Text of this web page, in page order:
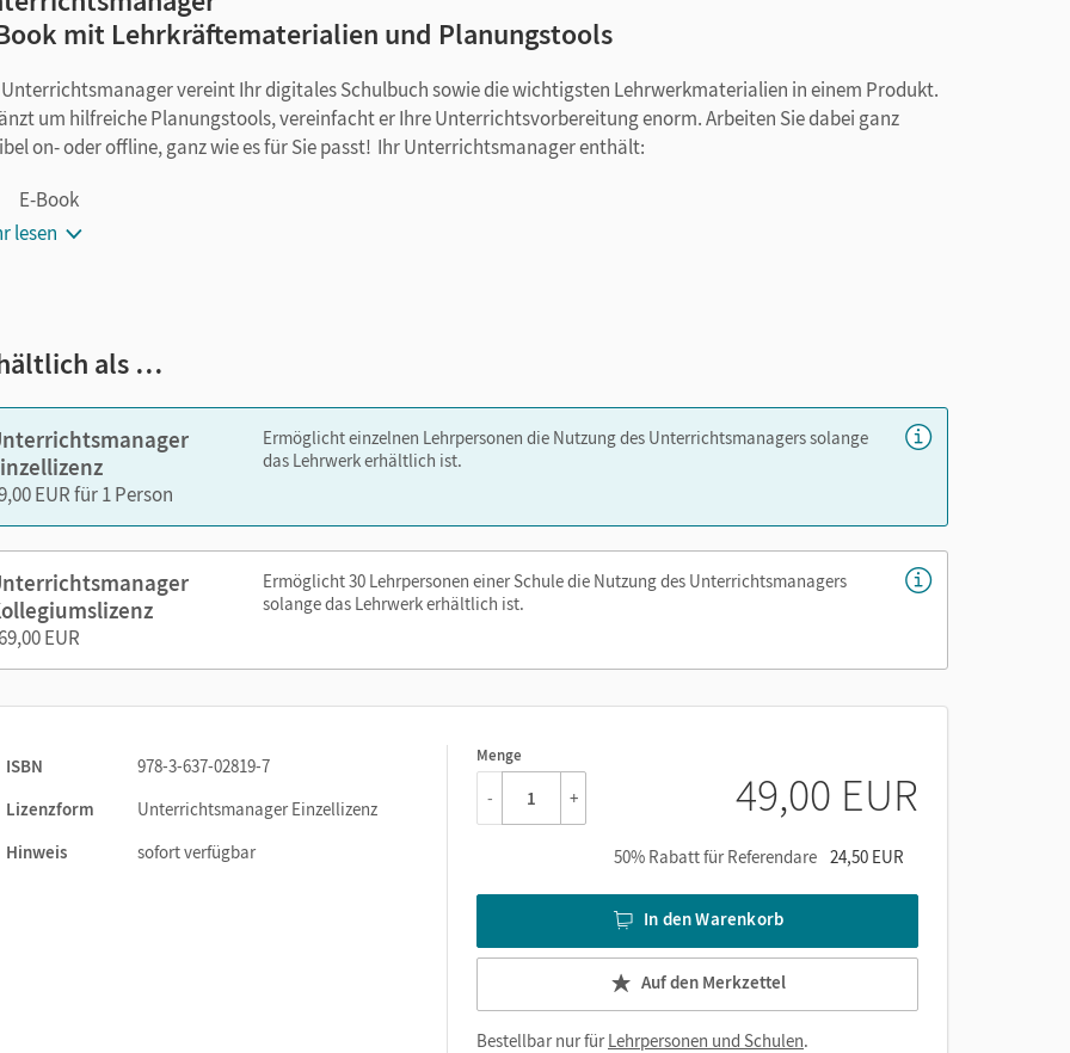
mit Lehrkräftematerialien und Planungstools
vereint Ihr digitales Schulbuch sowie die wichtigsten Lehrwerkmaterialien in einem Produkt.
um hilfreiche Planungstools, vereinfacht er Ihre Unterrichtsvorbereitung enorm. Arbeiten Sie dabei ganz
on- oder offline, ganz wie es für Sie passt! Ihr Unterrichtsmanager enthält:
E-Book
lektionsgenaue Materialanordnung
Lösungen
Lateinische Lektionstexte - als PDF und editierbar
Wortschatz alphabetisch, nach Lektionen, nach Vorkommen in den lateinischen Lesestücken - als PDF und
editierbar
Kurze Wege durch die Lektion
Sie den Unterrichtsmanager auf lernen.cornelsen.de oder über die Cornelsen Lernen App.
lesen
als …
EUR für 1 Person
Ermöglicht einzelnen Lehrpersonen die Nutzung des Unterrichtsmanagers solange
das Lehrwerk erhältlich ist.
EUR
Ermöglicht 30 Lehrpersonen einer Schule die Nutzung des Unterrichtsmanagers
solange das Lehrwerk erhältlich ist.
ISBN
978-3-637-02819-7
Lizenzform
Unterrichtsmanager Einzellizenz
Hinweis
sofort verfügbar
Menge
1
- + 49,00 EUR
50% Rabatt für Referendare 24,50 EUR
In den Warenkorb
Auf den Merkzettel
Bestellbar nur fürLehrpersonen und Schulen.